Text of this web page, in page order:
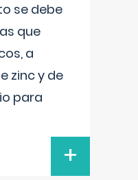
se debe
que
a
zinc y de
para
+